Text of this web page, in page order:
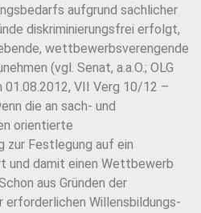
aufgrund sachlicher
diskriminierungsfrei erfolgt,
wettbewerbsverengende
(vgl. Senat, a.a.O.; OLG
01.08.2012, VII Verg 10/12 –
die an sach- und
orientierte
zur Festlegung auf ein
und damit einen Wettbewerb
aus Gründen der
erforderlichen Willensbildungs-